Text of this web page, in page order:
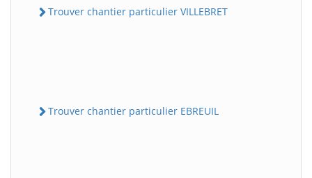
Trouver chantier particulier VILLEBRET
Trouver chantier particulier EBREUIL